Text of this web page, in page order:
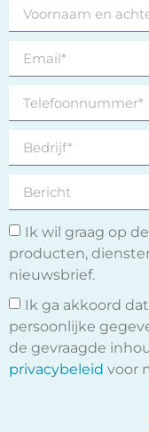
Ik wil graag op
producten,
nieuwsbrief.
Ik ga akkoord
persoonlijke
de gevraagde
privacybeleid voor